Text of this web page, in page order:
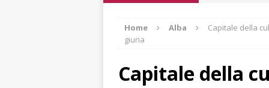
[ 8 Agosto 2026 ]
[ 8 Agosto 2026 ]
Home Alba
Capitale della
giuria
Capitale della